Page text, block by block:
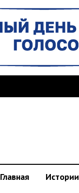
Главная Истории